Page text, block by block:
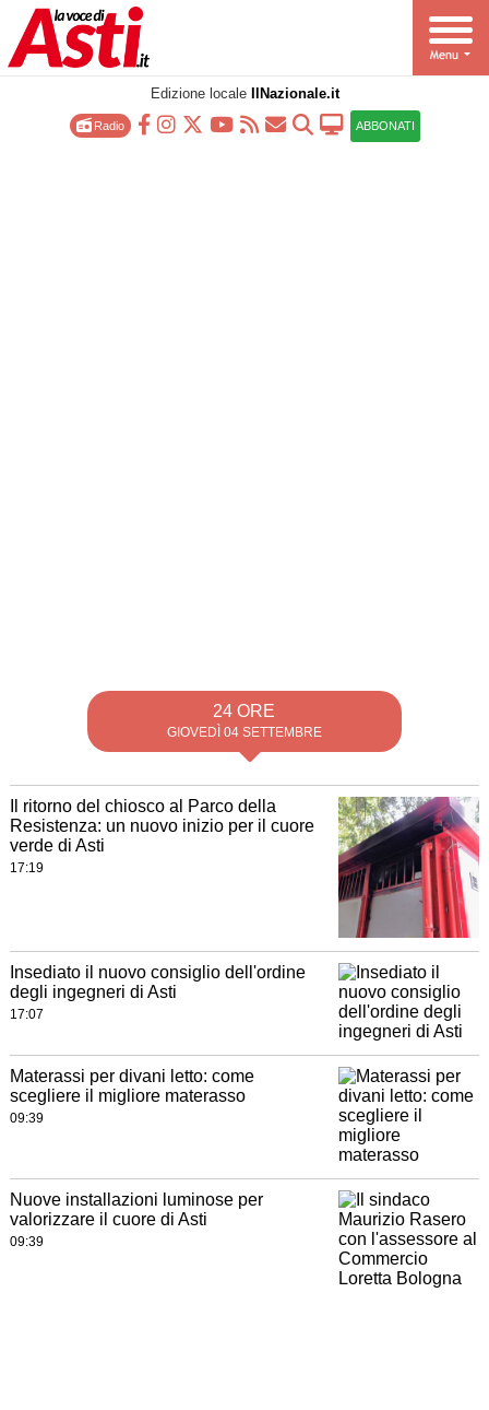
Edizione locale IlNazionale.it
Radio ABBONATI
24 ORE
GIOVEDÌ 04 SETTEMBRE
Il ritorno del chiosco al Parco della
Resistenza: un nuovo inizio per il cuore
verde di Asti
17:19
Insediato il nuovo consiglio dell'ordine
degli ingegneri di Asti
17:07
Materassi per divani letto: come
scegliere il migliore materasso
09:39
Nuove installazioni luminose per
valorizzare il cuore di Asti
09:39